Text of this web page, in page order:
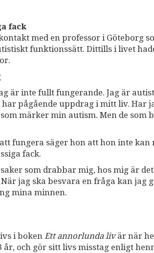
fack
med en professor i Göteborg
funktionssätt. Dittills i livet
är inte fullt fungerande. Jag är
pågående uppdrag i mitt liv. Har
märker min autism. Men de som
fungera säger hon att hon inte kan
fack.
som drabbar mig, hos mig är
jag ska besvara en fråga kan jag
mina minnen.
i boken Ett annorlunda livär när
år, och gör sitt livs misstag enligt